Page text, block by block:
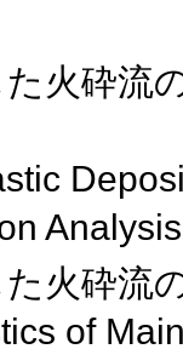
火砕流
火砕流
of